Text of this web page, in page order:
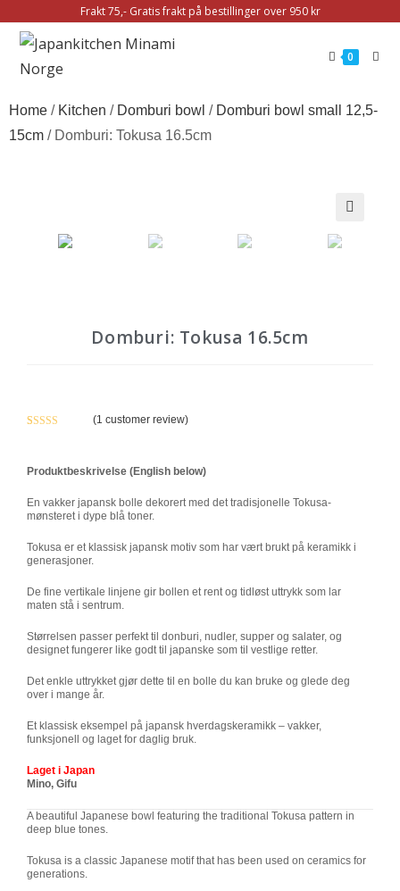
Frakt 75,- Gratis frakt på bestillinger over 950 kr
0
Home / Kitchen / Domburi bowl / Domburi bowl small 12,5-
15cm / Domburi: Tokusa 16.5cm
Domburi: Tokusa 16.5cm
based on
rating
(1 customer review)
Produktbeskrivelse (English below)
En vakker japansk bolle dekorert med det tradisjonelle Tokusa-
mønsteret i dype blå toner.
Tokusa er et klassisk japansk motiv som har vært brukt på keramikk i
generasjoner.
De fine vertikale linjene gir bollen et rent og tidløst uttrykk som lar
maten stå i sentrum.
Størrelsen passer perfekt til donburi, nudler, supper og salater, og
designet fungerer like godt til japanske som til vestlige retter.
Det enkle uttrykket gjør dette til en bolle du kan bruke og glede deg
over i mange år.
Et klassisk eksempel på japansk hverdagskeramikk – vakker,
funksjonell og laget for daglig bruk.
Laget i Japan
Mino, Gifu
A beautiful Japanese bowl featuring the traditional Tokusa pattern in
deep blue tones.
Tokusa is a classic Japanese motif that has been used on ceramics for
generations.